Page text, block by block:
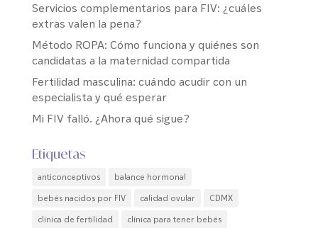
Servicios complementarios para FIV: ¿cuáles
extras valen la pena?
Método ROPA: Cómo funciona y quiénes son
candidatas a la maternidad compartida
Fertilidad masculina: cuándo acudir con un
especialista y qué esperar
Mi FIV falló. ¿Ahora qué sigue?
Etiquetas
anticonceptivos
balance hormonal
bebés nacidos por FIV
calidad ovular
CDMX
clínica de fertilidad
clínica para tener bebés